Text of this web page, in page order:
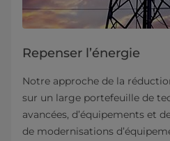
Repenser l’énergie
Notre approche de la
sur un large portefeuille de
avancées, d’équipements et
de modernisations